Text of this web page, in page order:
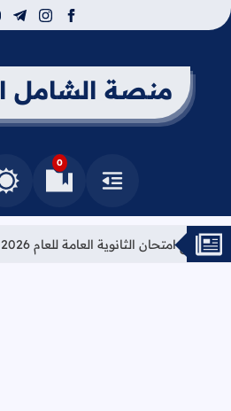
facebook
منصة الشامل
القائمة
0
العلامات
امتحان الثانوية العامة للعام 2026 جدول امتحانات التوجيهي 2026